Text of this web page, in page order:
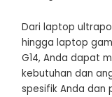
Dari laptop
hingga laptop
G14, Anda dapat
kebutuhan dan
spesifik Anda dan